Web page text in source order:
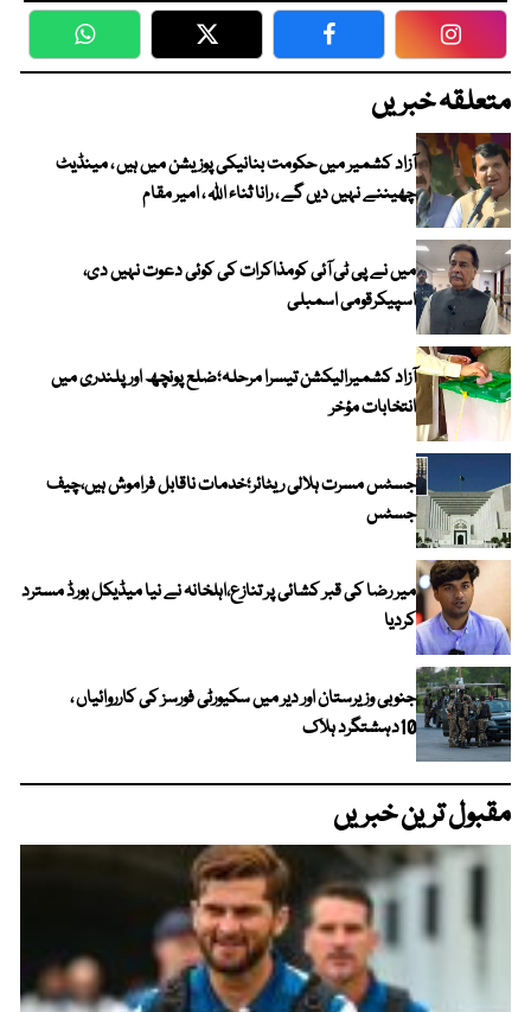
WhatsApp Twitter Facebook
متعلقہ خبریں
آزاد کشمیر میں حکومت بنانیکی پوزیشن میں ہیں ، مینڈیٹ
چھیننے نہیں دیں گے ، رانا ثناء اللہ ، امیر مقام
میں نے پی ٹی آئی کومذاکرات کی کوئی دعوت نہیں دی،
اسپیکرقومی اسمبلی
آزاد کشمیرالیکشن تیسرا مرحلہ؛ضلع پونچھ اور پلندری میں
انتخابات مؤخر
جسٹس مسرت ہلالی ریٹائر؛خدمات ناقابل فراموش ہیں،چیف
جسٹس
میر رضا کی قبر کشائی پر تنازع،اہلخانہ نے نیا میڈیکل بورڈ مسترد
کردیا
جنوبی وزیرستان اور دیر میں سکیورٹی فورسز کی کارروائیاں ،
10دہشتگرد ہلاک
مقبول ترین خبریں